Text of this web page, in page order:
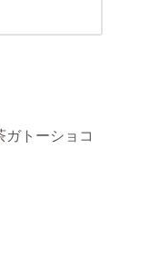
トーショコ